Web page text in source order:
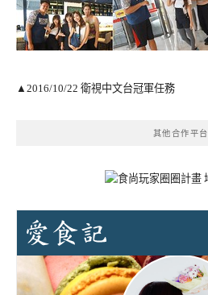
▲2016/10/22 衛視中文台冠軍任務
其他合作平台